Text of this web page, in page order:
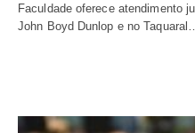
Faculdade oferece atendimento
John Boyd Dunlop e no Taquaral…